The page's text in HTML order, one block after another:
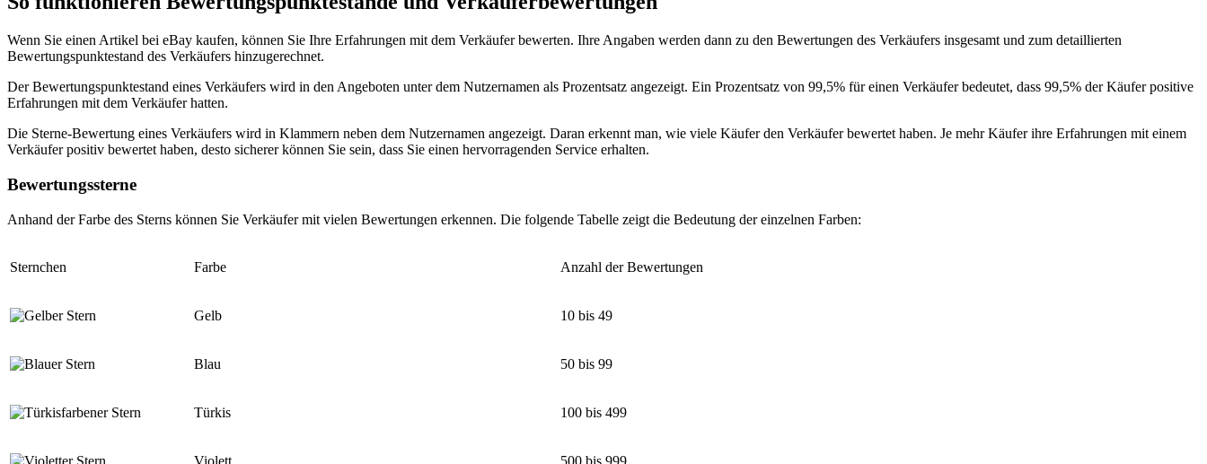
Wenn Sie einen Artikel bei eBay kaufen, können Sie Ihre Erfahrungen mit dem Verkäufer bewerten. Ihre Angaben werden dann zu den Bewertungen des Verkäufers insgesamt und zum detaillierten
Bewertungspunktestand des Verkäufers hinzugerechnet.
Der Bewertungspunktestand eines Verkäufers wird in den Angeboten unter dem Nutzernamen als Prozentsatz angezeigt. Ein Prozentsatz von 99,5% für einen Verkäufer bedeutet, dass 99,5% der Käufer positive
Erfahrungen mit dem Verkäufer hatten.
Die Sterne-Bewertung eines Verkäufers wird in Klammern neben dem Nutzernamen angezeigt. Daran erkennt man, wie viele Käufer den Verkäufer bewertet haben. Je mehr Käufer ihre Erfahrungen mit einem
Verkäufer positiv bewertet haben, desto sicherer können Sie sein, dass Sie einen hervorragenden Service erhalten.
Bewertungssterne
Anhand der Farbe des Sterns können Sie Verkäufer mit vielen Bewertungen erkennen. Die folgende Tabelle zeigt die Bedeutung der einzelnen Farben:
Sternchen Farbe Anzahl der Bewertungen
Gelb 10 bis 49
Blau 50 bis 99
Türkis 100 bis 499
Violett 500 bis 999